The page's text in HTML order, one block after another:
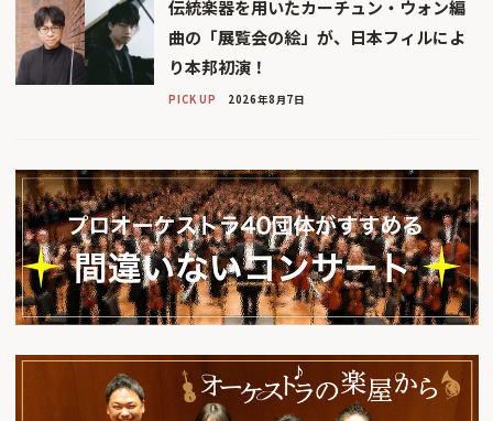
伝統楽器を用いたカーチュン・ウォン編
曲の「展覧会の絵」が、日本フィルによ
り本邦初演！
PICK UP 2026年8月7日